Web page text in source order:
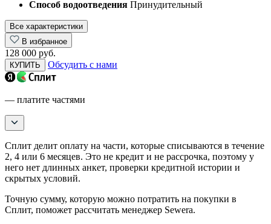
Способ водоотведения Принудительный
Все характеристики
В избранное
128 000 руб.
КУПИТЬ Обсудить с нами
— платите частями
Сплит делит оплату на части, которые списываются в течение
2, 4 или 6 месяцев. Это не кредит и не рассрочка, поэтому у
него нет длинных анкет, проверки кредитной истории и
скрытых условий.
Точную сумму, которую можно потратить на покупки в
Сплит, поможет рассчитать менеджер Sewera.